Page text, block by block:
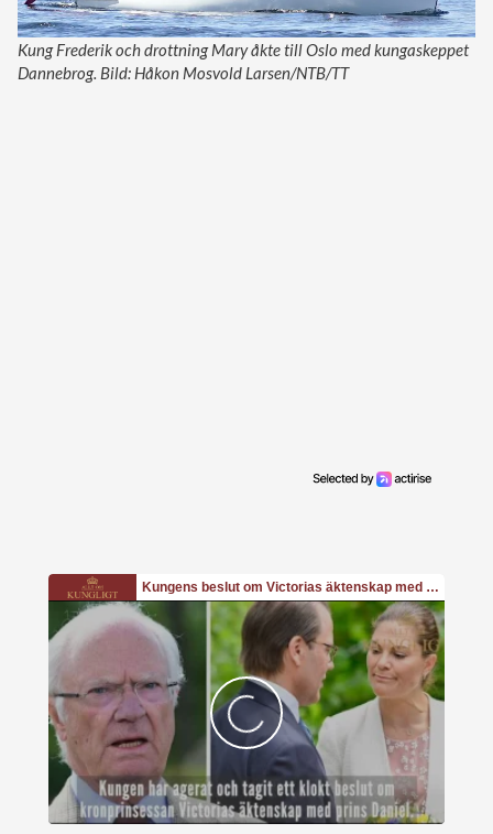
Kung Frederik och drottning Mary åkte till Oslo med kungaskeppet
Dannebrog. Bild: Håkon Mosvold Larsen/NTB/TT